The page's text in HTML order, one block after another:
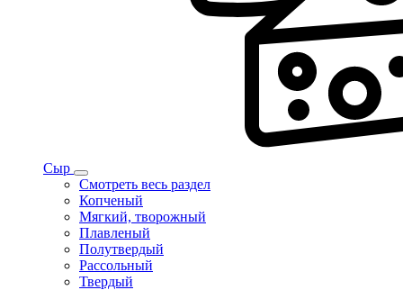
Сыр
Смотреть весь раздел
Копченый
Мягкий, творожный
Плавленый
Полутвердый
Рассольный
Твердый